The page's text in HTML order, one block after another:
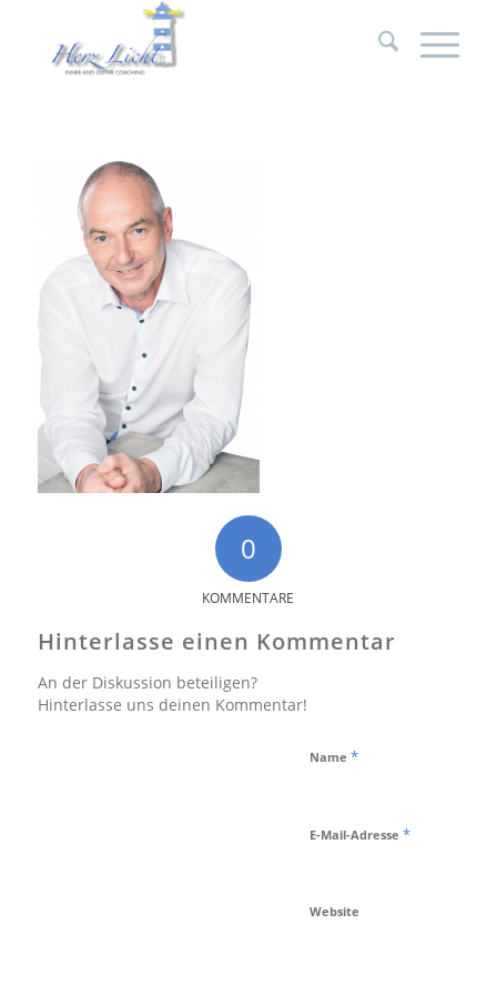
0
KOMMENTARE
Hinterlasse einen Kommentar
An der Diskussion beteiligen?
Hinterlasse uns deinen Kommentar!
Name *
E-Mail-Adresse *
Website